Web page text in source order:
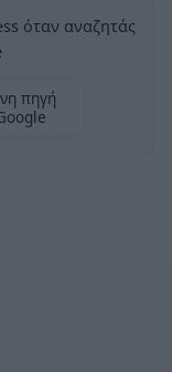
όταν αναζητάς
πηγή